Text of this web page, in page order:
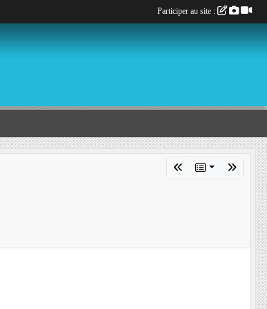
Participer au site :